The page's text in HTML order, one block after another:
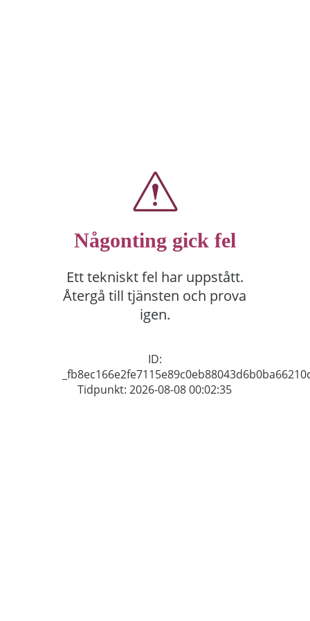
Någonting gick fel
Ett tekniskt fel har uppstått.
Återgå till tjänsten och prova
igen.
ID:
Tidpunkt: 2026-08-08 00:02:35